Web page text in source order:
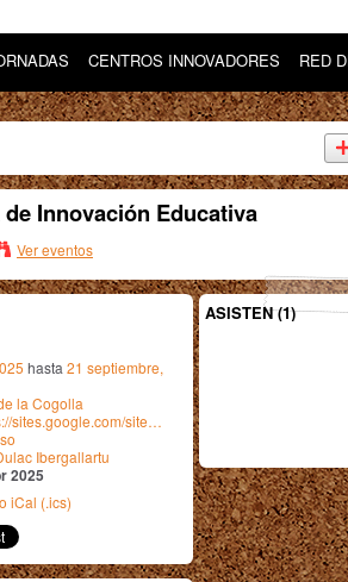
CENTROS INNOVADORES RED
Innovación Educativa
Ver eventos
hasta 21 septiembre,
la Cogolla
sites.google.com/site…
Ibergallartu
2025
iCal (.ics)
ASISTEN (1)